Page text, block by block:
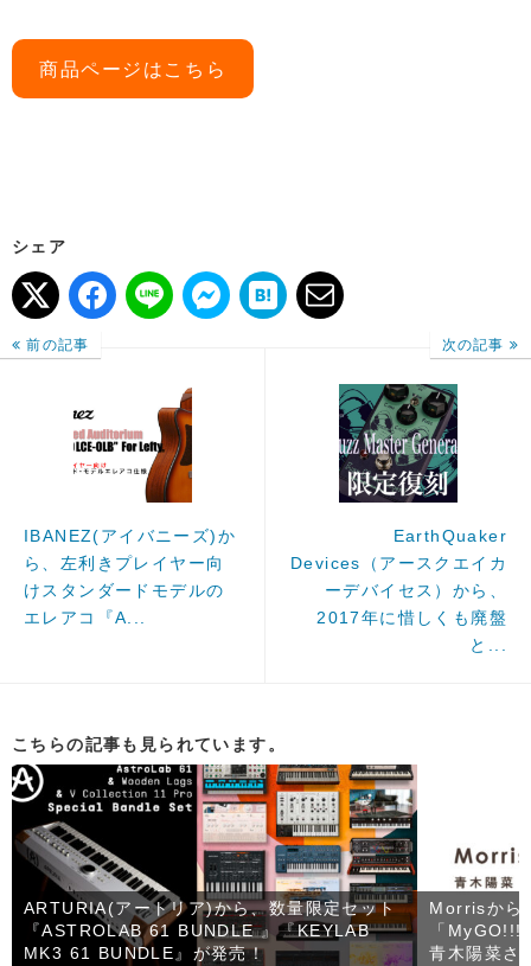
商品ページはこちら
シェア
前の記事
IBANEZ(アイバニーズ)か
ら、左利きプレイヤー向
けスタンダードモデルの
エレアコ『A...
次の記事
EarthQuaker
Devices（アースクエイカ
ーデバイセス）から、
2017年に惜しくも廃盤
と...
こちらの記事も見られています。
ARTURIA(アートリア)から、数量限定セット
『ASTROLAB 61 BUNDLE 』『KEYLAB
MK3 61 BUNDLE』が発売！
Morrisから
「
青木陽菜さ